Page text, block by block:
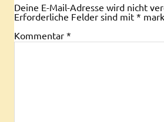
Deine E-Mail-Adresse wird nicht
Erforderliche Felder sind mit *
Kommentar *